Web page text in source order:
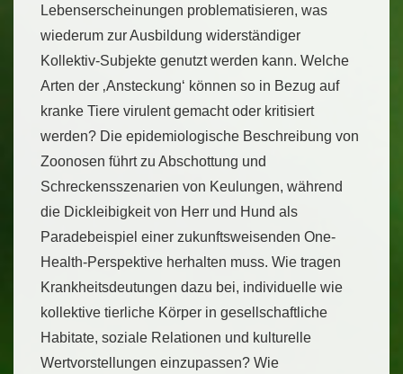
Lebenserscheinungen problematisieren, was
wiederum zur Ausbildung widerständiger
Kollektiv-Subjekte genutzt werden kann. Welche
Arten der ‚Ansteckung‘ können so in Bezug auf
kranke Tiere virulent gemacht oder kritisiert
werden? Die epidemiologische Beschreibung von
Zoonosen führt zu Abschottung und
Schreckensszenarien von Keulungen, während
die Dickleibigkeit von Herr und Hund als
Paradebeispiel einer zukunftsweisenden One-
Health-Perspektive herhalten muss. Wie tragen
Krankheitsdeutungen dazu bei, individuelle wie
kollektive tierliche Körper in gesellschaftliche
Habitate, soziale Relationen und kulturelle
Wertvorstellungen einzupassen? Wie